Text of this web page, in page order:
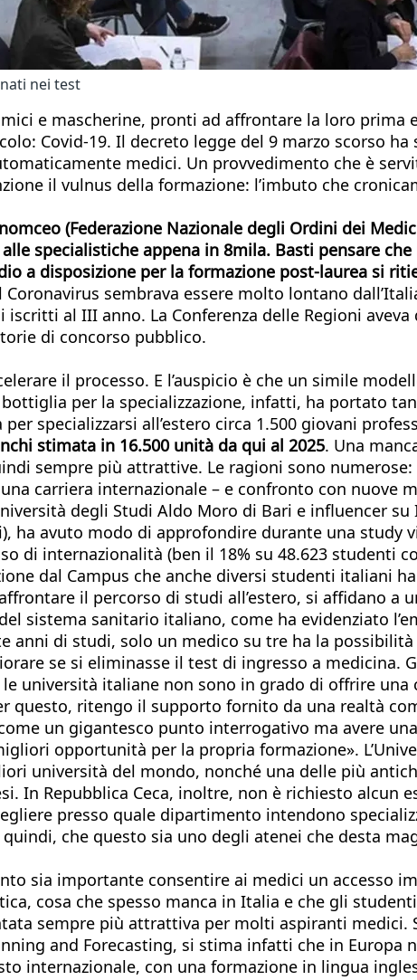
nei test
e mascherine, pronti ad affrontare la loro prima
Covid-19. Il decreto legge del 9 marzo scorso
medici. Un provvedimento che è
il vulnus della formazione: l’imbuto che
(Federazione Nazionale degli Ordini dei
specialistiche appena in 8mila. Basti pensare
a disposizione per la formazione post-laurea si
sembrava essere molto lontano
iscritti al III anno. La Conferenza delle Regioni
di concorso pubblico.
il processo. E l’auspicio è che un simile
per la specializzazione, infatti, ha portato
specializzarsi all’estero circa 1.500 giovani
stimata in 16.500 unità da qui al 2025. Una
sempre più attrattive. Le ragioni sono
carriera internazionale – e confronto con nuove
degli Studi Aldo Moro di Bari e influencer
ha avuto modo di approfondire durante una study
di internazionalità (ben il 18% su 48.623 studenti
dal Campus che anche diversi studenti italiani
il percorso di studi all’estero, si affidano a
sistema sanitario italiano, come ha evidenziato
anni di studi, solo un medico su tre ha la
se si eliminasse il test di ingresso a medicina.
università italiane non sono in grado di offrire
questo, ritengo il supporto fornito da una realtà
un gigantesco punto interrogativo ma avere
opportunità per la propria formazione».
università del mondo, nonché una delle più
In Repubblica Ceca, inoltre, non è richiesto alcun
presso quale dipartimento intendono
che questo sia uno degli atenei che desta
sia importante consentire ai medici un accesso
cosa che spesso manca in Italia e che gli
sempre più attrattiva per molti aspiranti
and Forecasting, si stima infatti che in
internazionale, con una formazione in lingua